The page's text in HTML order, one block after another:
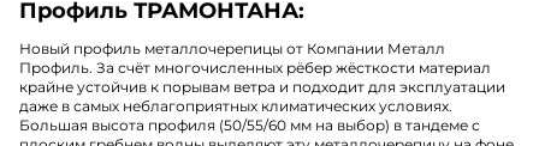
Профиль ТРАМОНТАНА:
Новый профиль металлочерепицы от Компании Металл
Профиль. За счёт многочисленных рёбер жёсткости материал
крайне устойчив к порывам ветра и подходит для эксплуатации
даже в самых неблагоприятных климатических условиях.
Большая высота профиля (50/55/60 мм на выбор) в тандеме с